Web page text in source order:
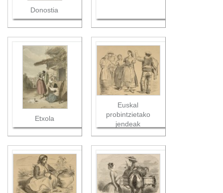
Donostia
Etxola
Euskal
probintzietako
jendeak